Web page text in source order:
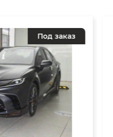
Под заказ